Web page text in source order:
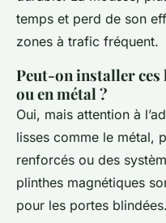
temps et perd de son
zones à trafic fréquent.
Peut-on installer
ou en métal ?
Oui, mais attention à
lisses comme le métal,
renforcés ou des
plinthes magnétiques
pour les portes blindées.